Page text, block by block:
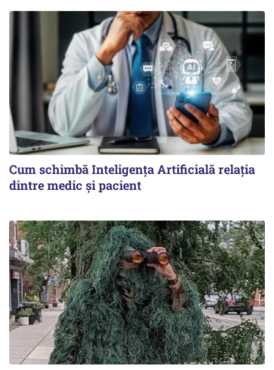
Cum schimbă Inteligența Artificială relația
dintre medic și pacient